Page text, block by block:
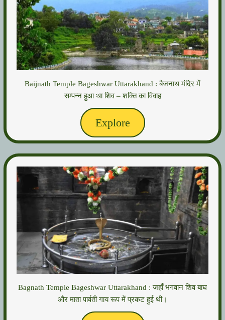
Baijnath Temple Bageshwar Uttarakhand : बैजनाथ मंदिर में
सम्पन्न हुआ था शिव – शक्ति का विवाह
Explore
Bagnath Temple Bageshwar Uttarakhand : जहाँ भगवान शिव बाघ
और माता पार्वती गाय रूप में प्रकट हुई थी।